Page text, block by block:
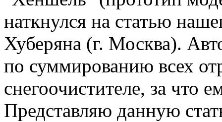
наткнулся на статью
Хуберяна (г. Москва).
по суммированию всех
снегоочистителе, за что
Представляю данную